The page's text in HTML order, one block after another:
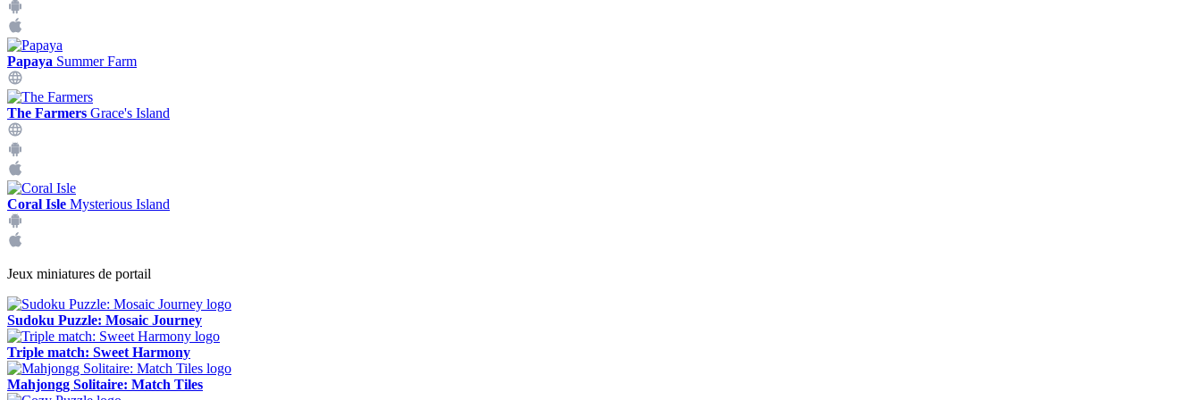
Papaya Summer Farm
The Farmers Grace's Island
Coral Isle Mysterious Island
Jeux miniatures de portail
Sudoku Puzzle: Mosaic Journey
Triple match: Sweet Harmony
Mahjongg Solitaire: Match Tiles